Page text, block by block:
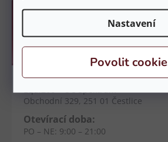
Nastavení
Kamenné prodejny
Prodejna Čestlice
Obchodní 329, 251 01 Čestlice
Otevírací doba:
PO – NE: 9:00 – 21:00